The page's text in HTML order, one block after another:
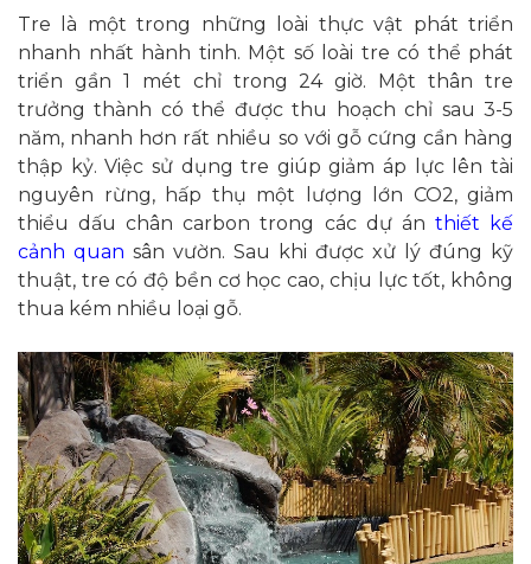
Tre là một trong những loài thực vật phát triển
nhanh nhất hành tinh. Một số loài tre có thể phát
triển gần 1 mét chỉ trong 24 giờ. Một thân tre
trưởng thành có thể được thu hoạch chỉ sau 3-5
năm, nhanh hơn rất nhiều so với gỗ cứng cần hàng
thập kỷ. Việc sử dụng tre giúp giảm áp lực lên tài
nguyên rừng, hấp thụ một lượng lớn CO2, giảm
thiểu dấu chân carbon trong các dự án thiết kế
cảnh quan sân vườn. Sau khi được xử lý đúng kỹ
thuật, tre có độ bền cơ học cao, chịu lực tốt, không
thua kém nhiều loại gỗ.